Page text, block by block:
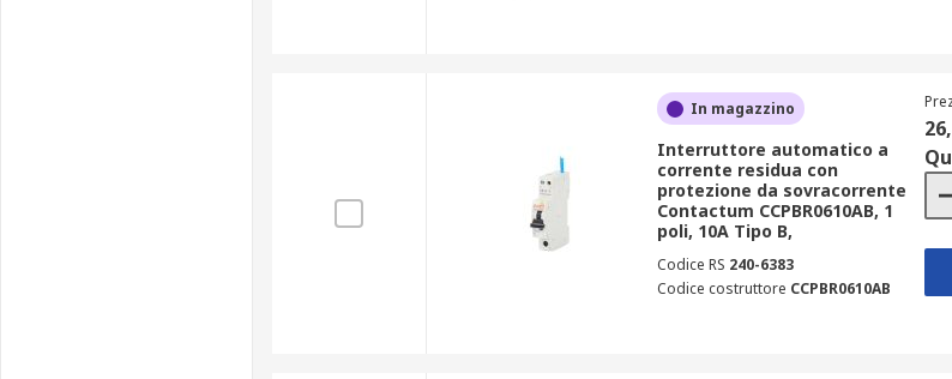
In magazzino
Interruttore automatico a
corrente residua con
protezione da sovracorrente
Contactum CCPBR0610AB, 1
poli, 10A Tipo B,
Codice RS 240-6383
Codice costruttore CCPBR0610AB